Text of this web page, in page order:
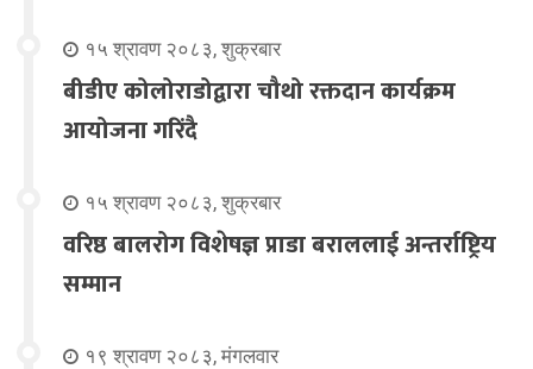
१५ श्रावण २०८३, शुक्रबार
बीडीए कोलोराडोद्वारा चौथो रक्तदान कार्यक्रम
आयोजना गरिंदै
१५ श्रावण २०८३, शुक्रबार
वरिष्ठ बालरोग विशेषज्ञ प्राडा बराललाई अन्तर्राष्ट्रिय
सम्मान
१९ श्रावण २०८३, मंगलवार